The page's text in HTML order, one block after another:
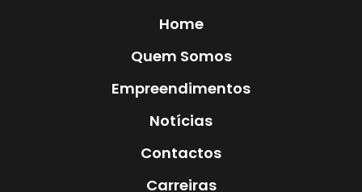
Home
Quem Somos
Empreendimentos
Notícias
Contactos
Carreiras